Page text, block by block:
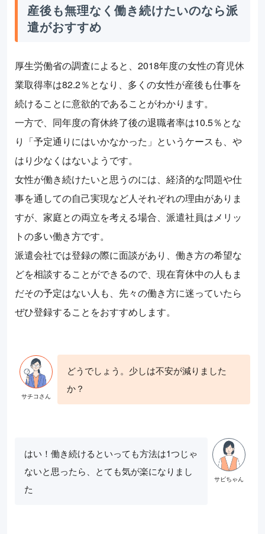
産後も無理なく働き続けたいのなら派
遣がおすすめ
厚生労働省の調査によると、2018年度の女性の育児休
業取得率は82.2％となり、多くの女性が産後も仕事を
続けることに意欲的であることがわかります。
一方で、同年度の育休終了後の退職者率は10.5％とな
り「予定通りにはいかなかった」というケースも、や
はり少なくはないようです。
女性が働き続けたいと思うのには、経済的な問題や仕
事を通しての自己実現など人それぞれの理由がありま
すが、家庭との両立を考える場合、派遣社員はメリッ
トの多い働き方です。
派遣会社では登録の際に面談があり、働き方の希望な
どを相談することができるので、現在育休中の人もま
だその予定はない人も、先々の働き方に迷っていたら
ぜひ登録することをおすすめします。
どうでしょう。少しは不安が減りました
か？
はい！働き続けるといっても方法は1つじゃ
ないと思ったら、とても気が楽になりまし
た